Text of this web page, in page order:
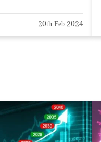
20th Feb 2024